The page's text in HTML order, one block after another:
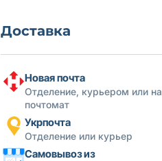
Доставка
Новая почта
Отделение, курьером или на
почтомат
Укрпочта
Отделение или курьер
Самовывоз из